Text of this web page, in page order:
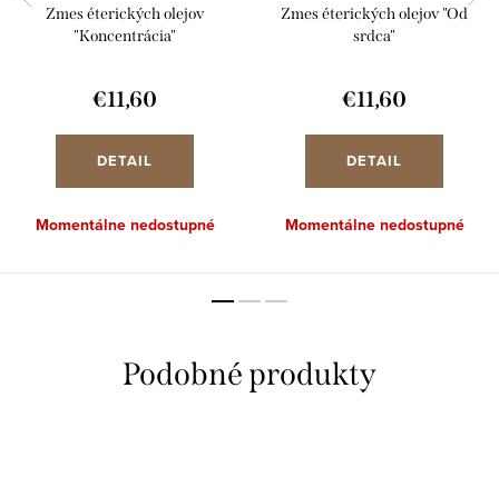
Zmes éterických olejov
"Koncentrácia"
€11,60
DETAIL
Momentálne nedostupné
Zmes éterických olejov "Od
srdca"
€11,60
DETAIL
Momentálne nedostupné